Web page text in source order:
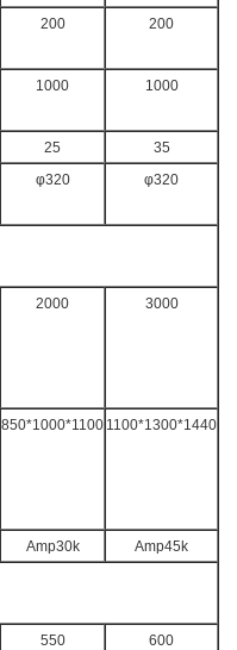
200 200
1000 1000
25
35
φ320 φ320
2000 3000
850*1000*1100 1100*1300*1440
Amp30k
Amp45k
550 600